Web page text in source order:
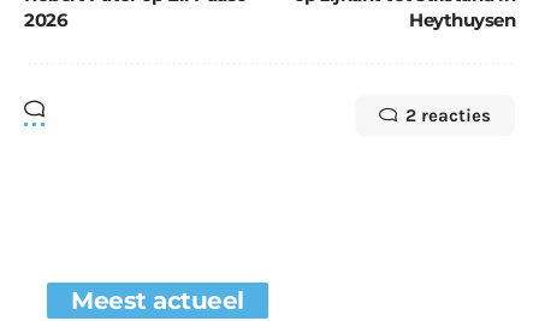
2026
Heythuysen
2 reacties
Meest actueel